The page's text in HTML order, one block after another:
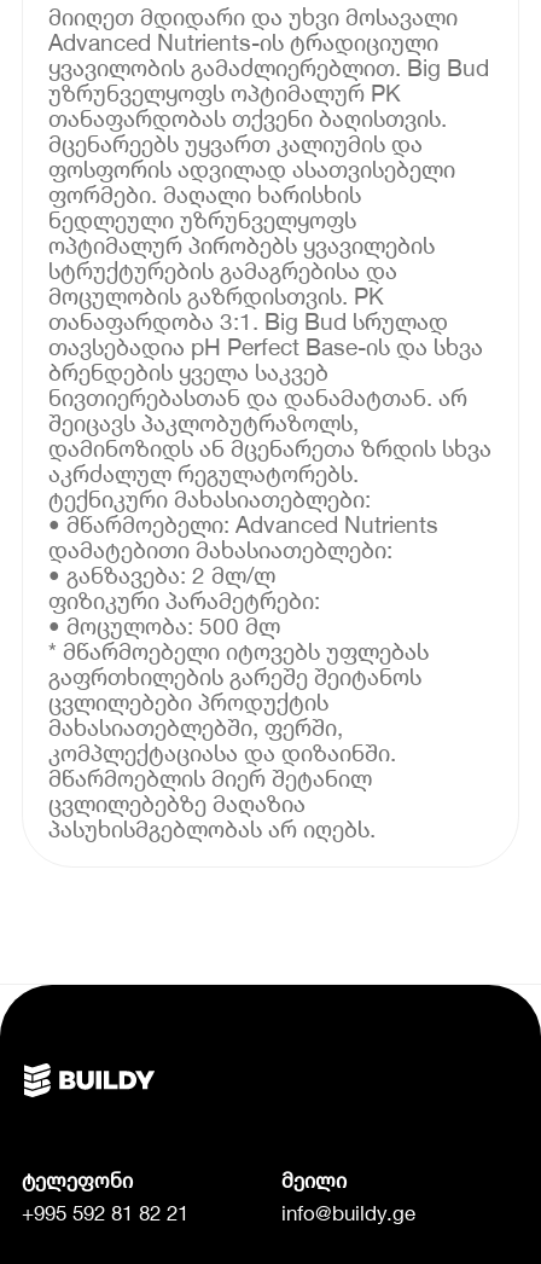
მიიღეთ მდიდარი და უხვი მოსავალი
Advanced Nutrients-ის ტრადიციული
ყვავილობის გამაძლიერებლით. Big Bud
უზრუნველყოფს ოპტიმალურ PK
თანაფარდობას თქვენი ბაღისთვის.
მცენარეებს უყვართ კალიუმის და
ფოსფორის ადვილად ასათვისებელი
ფორმები. მაღალი ხარისხის
ნედლეული უზრუნველყოფს
ოპტიმალურ პირობებს ყვავილების
სტრუქტურების გამაგრებისა და
მოცულობის გაზრდისთვის. PK
თანაფარდობა 3:1. Big Bud სრულად
თავსებადია pH Perfect Base-ის და სხვა
ბრენდების ყველა საკვებ
ნივთიერებასთან და დანამატთან. არ
შეიცავს პაკლობუტრაზოლს,
დამინოზიდს ან მცენარეთა ზრდის სხვა
აკრძალულ რეგულატორებს.
ტექნიკური მახასიათებლები:
• მწარმოებელი: Advanced Nutrients
დამატებითი მახასიათებლები:
• განზავება: 2 მლ/ლ
ფიზიკური პარამეტრები:
• მოცულობა: 500 მლ
* მწარმოებელი იტოვებს უფლებას
გაფრთხილების გარეშე შეიტანოს
ცვლილებები პროდუქტის
მახასიათებლებში, ფერში,
კომპლექტაციასა და დიზაინში.
მწარმოებლის მიერ შეტანილ
ცვლილებებზე მაღაზია
პასუხისმგებლობას არ იღებს.
ტელეფონი
+995 592 81 82 21
მეილი
info@buildy.ge